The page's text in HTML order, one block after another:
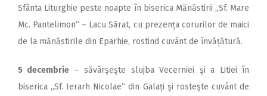
Sfânta Liturghie peste noapte în biserica Mănăstirii „Sf. Mare
Mc. Pantelimon“ – Lacu Sărat, cu prezența corurilor de maici
de la mănăstirile din Eparhie, rostind cuvânt de învățătură.
5 decembrie – săvârşeşte slujba Vecerniei şi a Litiei în
biserica „Sf. Ierarh Nicolae“ din Galați şi rosteşte cuvânt de